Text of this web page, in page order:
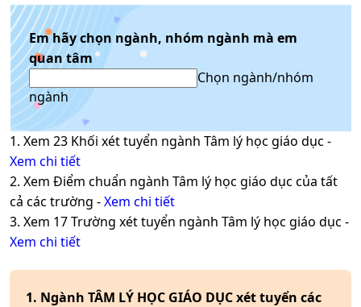
Em hãy chọn ngành, nhóm ngành mà em
quan tâm
Chọn ngành/nhóm
ngành
1. Xem 23 Khối xét tuyển ngành Tâm lý học giáo dục -
Xem chi tiết
2. Xem Điểm chuẩn ngành Tâm lý học giáo dục của tất
cả các trường -Xem chi tiết
3. Xem 17Trường xét tuyển ngành Tâm lý học giáo dục -
Xem chi tiết
1. Ngành TÂM LÝ HỌC GIÁO DỤC xét tuyển các